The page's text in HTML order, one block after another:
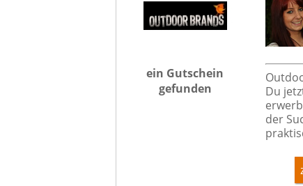
ein Gutschein
gefunden
Du
der